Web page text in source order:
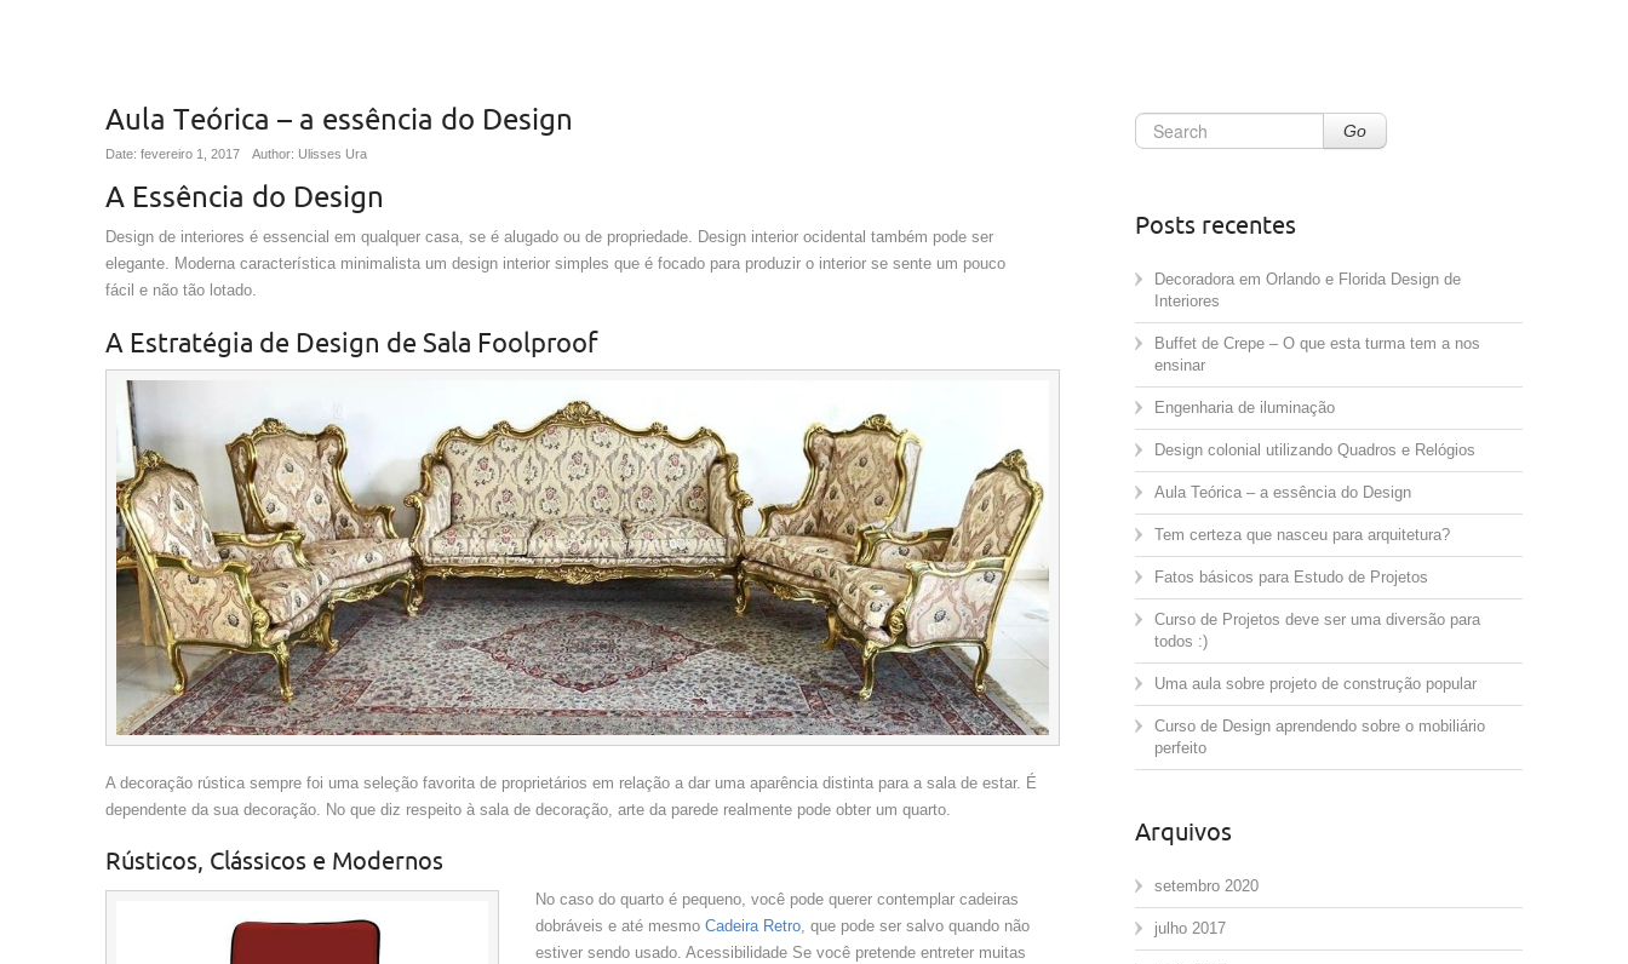
Aula Teórica – a essência do Design
Date: fevereiro 1, 2017 Author: Ulisses Ura
A Essência do Design
Design de interiores é essencial em qualquer casa, se é alugado ou de propriedade. Design interior ocidental também pode ser
elegante. Moderna característica minimalista um design interior simples que é focado para produzir o interior se sente um pouco
fácil e não tão lotado.
A Estratégia de Design de Sala Foolproof
A decoração rústica sempre foi uma seleção favorita de proprietários em relação a dar uma aparência distinta para a sala de estar. É
dependente da sua decoração. No que diz respeito à sala de decoração, arte da parede realmente pode obter um quarto.
Rústicos, Clássicos e Modernos
No caso do quarto é pequeno, você pode querer contemplar cadeiras
dobráveis e até mesmo Cadeira Retro , que pode ser salvo quando não
estiver sendo usado. Acessibilidade Se você pretende entreter muitas
Go
Posts recentes
Decoradora em Orlando e Florida Design de
Interiores
Buffet de Crepe – O que esta turma tem a nos
ensinar
Engenharia de iluminação
Design colonial utilizando Quadros e Relógios
Aula Teórica – a essência do Design
Tem certeza que nasceu para arquitetura?
Fatos básicos para Estudo de Projetos
Curso de Projetos deve ser uma diversão para
todos :)
Uma aula sobre projeto de construção popular
Curso de Design aprendendo sobre o mobiliário
perfeito
Arquivos
setembro 2020
julho 2017